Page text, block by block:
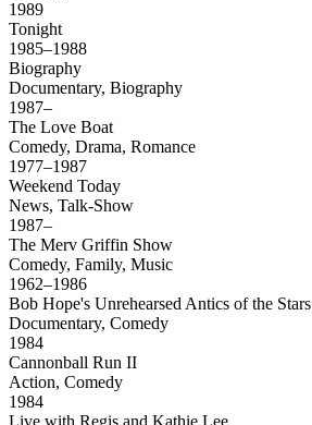
1989
Tonight
1985–1988
Biography
Documentary, Biography
1987–
The Love Boat
Comedy, Drama, Romance
1977–1987
Weekend Today
News, Talk-Show
1987–
The Merv Griffin Show
Comedy, Family, Music
1962–1986
Bob Hope's Unrehearsed Antics of the Stars
Documentary, Comedy
1984
Cannonball Run II
Action, Comedy
1984